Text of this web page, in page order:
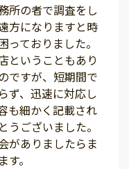
所の者で調査をし
方になりますと時
っておりました。
ということもあり
ですが、短期間で
ず、迅速に対応し
も細かく記載され
うございました。
がありましたらま
。